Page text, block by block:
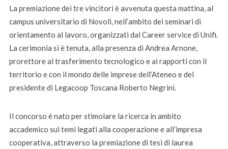
La premiazione dei tre vincitori è avvenuta questa mattina, al
campus universitario di Novoli, nell’ambito dei seminari di
orientamento al lavoro, organizzati dal Career service di Unifi.
La cerimonia si è tenuta, alla presenza di Andrea Arnone,
prorettore al trasferimento tecnologico e ai rapporti con il
territorio e con il mondo delle imprese dell’Ateneo e del
presidente di Legacoop Toscana Roberto Negrini.
Il concorso è nato per stimolare la ricerca in ambito
accademico sui temi legati alla cooperazione e all’impresa
cooperativa, attraverso la premiazione di tesi di laurea